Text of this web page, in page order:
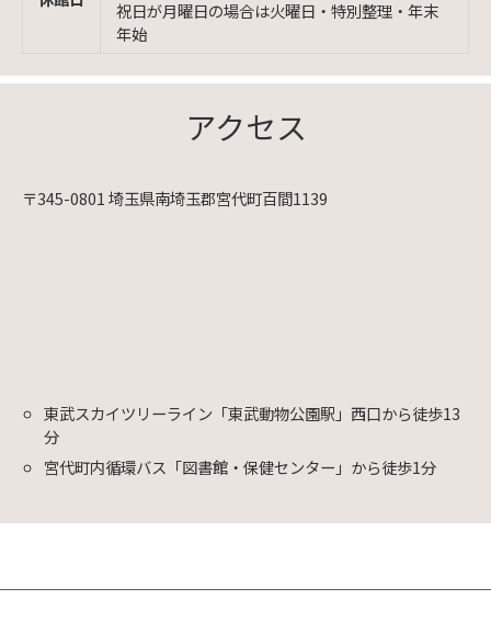
祝日が月曜日の場合は火曜日・特別整理・年末
年始
アクセス
〒345-0801 埼玉県南埼玉郡宮代町百間1139
東武スカイツリーライン「東武動物公園駅」西口から徒歩13
分
宮代町内循環バス「図書館・保健センター」から徒歩1分